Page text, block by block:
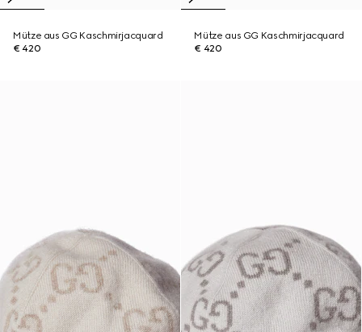
Mütze aus GG Kaschmirjacquard
€ 420
Mütze aus GG Kaschmirjacquard
€ 420